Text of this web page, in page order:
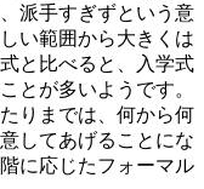
派手すぎずという意
い範囲から大きくは
と比べると、入学式
とが多いようです。
りまでは、何から何
してあげることにな
に応じたフォーマル